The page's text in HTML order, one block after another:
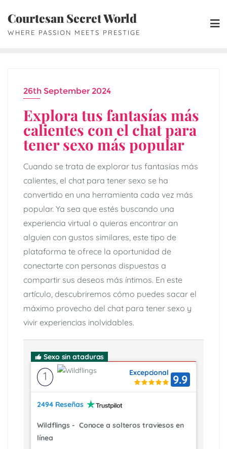
content
Courtesan Secret World
WHERE PASSION MEETS PRESTIGE
26th September 2024
Explora tus fantasías más
calientes con el chat para
tener sexo más popular
Cuando se trata de explorar tus fantasías más
calientes, el chat para tener sexo se ha
convertido en una herramienta cada vez más
popular. Ya sea que estés buscando una
experiencia virtual o quieras encontrar an
alguien con gustos similares, este tipo de
plataforma te ofrece la oportunidad de
conectarte con personas dispuestas a
compartir sus deseos más íntimos. En este
artículo, descubriremos cómo puedes sacar el
máximo provecho del chat para tener sexo y
vivir experiencias inolvidables.
Sexo sin ataduras
1
2494 Reseñas
Wildflings - Conoce a solteros traviesos en
línea
Excepcional 9.9